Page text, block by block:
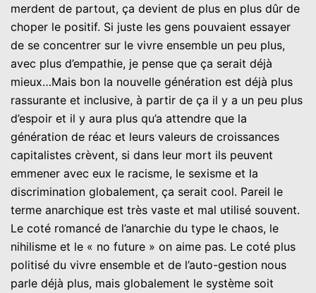
merdent de partout, ça devient de plus en plus dûr de
choper le positif. Si juste les gens pouvaient essayer
de se concentrer sur le vivre ensemble un peu plus,
avec plus d’empathie, je pense que ça serait déjà
mieux…Mais bon la nouvelle génération est déjà plus
rassurante et inclusive, à partir de ça il y a un peu plus
d’espoir et il y aura plus qu’a attendre que la
génération de réac et leurs valeurs de croissances
capitalistes crèvent, si dans leur mort ils peuvent
emmener avec eux le racisme, le sexisme et la
discrimination globalement, ça serait cool. Pareil le
terme anarchique est très vaste et mal utilisé souvent.
Le coté romancé de l’anarchie du type le chaos, le
nihilisme et le « no future » on aime pas. Le coté plus
politisé du vivre ensemble et de l’auto-gestion nous
parle déjà plus, mais globalement le système soit